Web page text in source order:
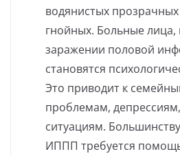
водянистых прозрачных
гнойных. Больные лица,
заражении половой
становятся
Это приводит к
проблемам,
ситуациям.
ИППП требуется